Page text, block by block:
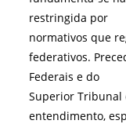
restringida por
normativos que
federativos.
Federais e do
Superior Tribunal
entendimento,